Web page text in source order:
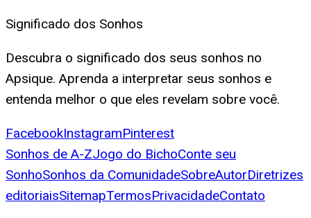
Significado dos Sonhos
Descubra o significado dos seus sonhos no
Apsique. Aprenda a interpretar seus sonhos e
entenda melhor o que eles revelam sobre você.
FacebookInstagramPinterest
Sonhos de A-ZJogo do BichoConte seu
SonhoSonhos da ComunidadeSobreAutorDiretrizes
editoriaisSitemapTermosPrivacidadeContato